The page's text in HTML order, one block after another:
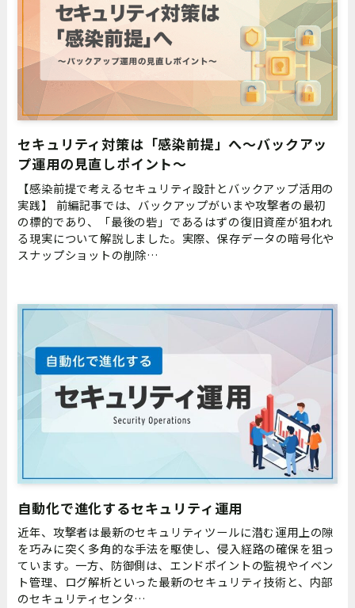
セキュリティ対策は「感染前提」へ〜バックアッ
プ運用の見直しポイント〜
【感染前提で考えるセキュリティ設計とバックアップ活用の
実践】 前編記事では、バックアップがいまや攻撃者の最初
の標的であり、「最後の砦」であるはずの復旧資産が狙われ
る現実について解説しました。実際、保存データの暗号化や
スナップショットの削除…
自動化で進化するセキュリティ運用
近年、攻撃者は最新のセキュリティツールに潜む運用上の隙
を巧みに突く多角的な手法を駆使し、侵入経路の確保を狙っ
ています。一方、防御側は、エンドポイントの監視やイベン
ト管理、ログ解析といった最新のセキュリティ技術と、内部
のセキュリティセンタ…